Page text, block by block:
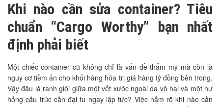
Khi nào cần sửa container? Tiêu
chuẩn “Cargo Worthy” bạn nhất
định phải biết
Một chiếc container cũ không chỉ là vấn đề thẩm mỹ mà còn là
nguy cơ tiềm ẩn cho khối hàng hóa trị giá hàng tỷ đồng bên trong.
Vậy đâu là ranh giới giữa một vết xước ngoài da vô hại và một hư
hỏng cấu trúc cần đại tu ngay lập tức? Việc nắm rõ khi nào cần